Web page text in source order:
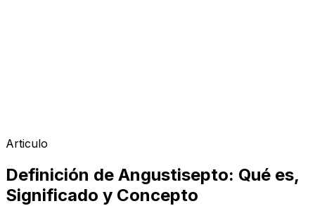
Articulo
Definición de Angustisepto: Qué es,
Significado y Concepto